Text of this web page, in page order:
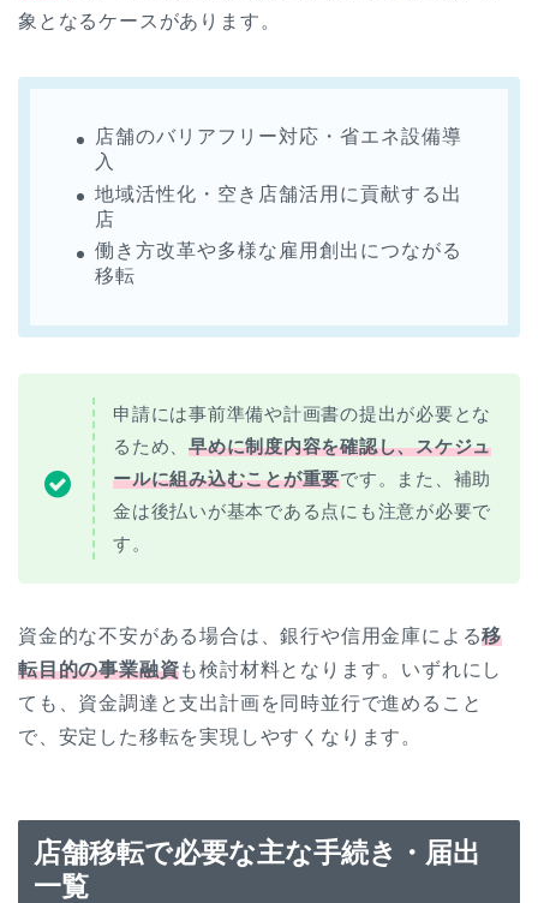
象となるケースがあります。
店舗のバリアフリー対応・省エネ設備導
入
地域活性化・空き店舗活用に貢献する出
店
働き方改革や多様な雇用創出につながる
移転
申請には事前準備や計画書の提出が必要とな
るため、早めに制度内容を確認し、スケジュ
ールに組み込むことが重要です。また、補助
金は後払いが基本である点にも注意が必要で
す。
資金的な不安がある場合は、銀行や信用金庫による移
転目的の事業融資も検討材料となります。いずれにし
ても、資金調達と支出計画を同時並行で進めること
で、安定した移転を実現しやすくなります。
店舗移転で必要な主な手続き・届出
一覧